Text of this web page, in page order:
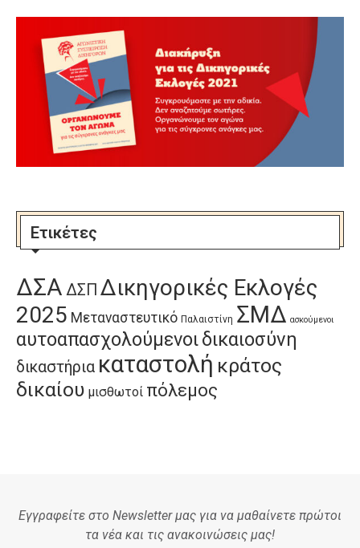
Ετικέτες
ΔΣΑ ΔΣΠ Δικηγορικές Εκλογές
2025 Μεταναστευτικό Παλαιστίνη ΣΜΔ ασκούμενοι
αυτοαπασχολούμενοιδικαιοσύνη
δικαστήρια καταστολή κράτος
δικαίου μισθωτοί πόλεμος
Εγγραφείτε στο Newsletter μας για να μαθαίνετε πρώτοι
τα νέα και τις ανακοινώσεις μας!